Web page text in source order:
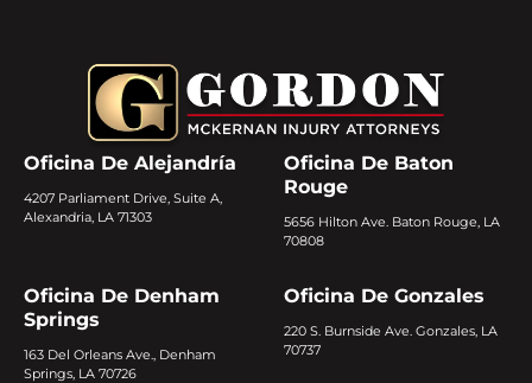
Oficina De Alejandría
4207 Parliament Drive, Suite A,
Alexandria, LA 71303
Oficina De Baton
Rouge
5656 Hilton Ave. Baton Rouge, LA
70808
Oficina De Denham
Springs
163 Del Orleans Ave., Denham
Springs, LA 70726
Oficina De Gonzales
220 S. Burnside Ave. Gonzales, LA
70737